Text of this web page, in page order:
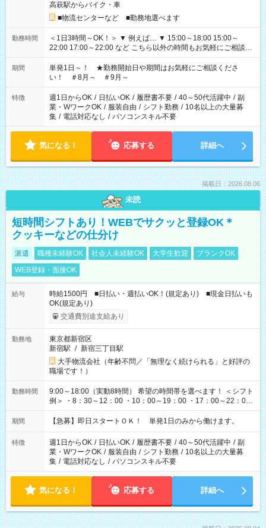
高萩駅からバイク・車
■物流センターなど ■勤務地選べます
勤務時間
＜1日3時間～OK！＞ ▼ 例えば… ▼ 15:00～18:00 15:00～
22:00 17:00～22:00 など こちら以外の時間もお気軽にご相談く
ださい！
期間
単発1日～！ ★勤務開始日や期間はお気軽にご相談くださ
い！ ＃8月～ ＃9月～
特徴 週1日からOK / 日払いOK / 履歴書不要 / 40～50代活躍中 / 副
業・WワークOK / 服装自由 / シフト勤務 / 10名以上の大量募
集 / 電話対応なし / パソコンスキル不要
気になる！ 応募する 詳細へ
掲載日：2026.08.06
未読
短時間シフトあり！WEBでサクッと登録OK＊
クッキーなどの仕分け
派遣 職種未経験OK 社会人未経験OK 大学生歓迎
ブランクOK
WEB登録・面接OK
給与
時給1500円 ■日払い・週払いOK！(規定あり) ■現金日払いも
OK(規定あり)
交通費別途支給あり
勤務地
東京都新宿区
新宿駅 / 新宿三丁目駅
大手物流会社（年齢不問／「無理なく続けられる」と好評の
職場です！）
勤務時間
9:00～18:00（実動8時間） 希望の時間帯を選べます！ ＜シフト
例＞ ・8：30～12：00 ・10：00～19：00 ・17：00～22：00
・13：00～22：00 ・22：00～翌6：00 など
期間 【急募】即日スタートＯＫ！ 単発1日のみから働けます。
特徴 週1日からOK / 日払いOK / 履歴書不要 / 40～50代活躍中 / 副
業・WワークOK / 服装自由 / シフト勤務 / 10名以上の大量募
集 / 電話対応なし / パソコンスキル不要
気になる！ 応募する 詳細へ